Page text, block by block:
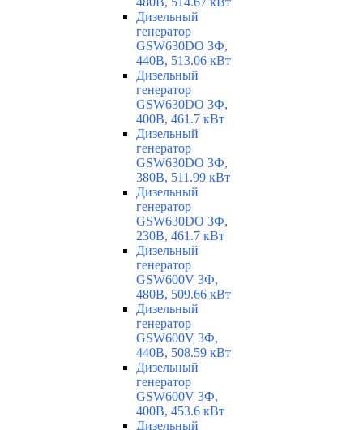
Дизельный
генератор
GSW630DO 3Ф,
440В, 513.06 кВт
Дизельный
генератор
GSW630DO 3Ф,
400В, 461.7 кВт
Дизельный
генератор
GSW630DO 3Ф,
380В, 511.99 кВт
Дизельный
генератор
GSW630DO 3Ф,
230В, 461.7 кВт
Дизельный
генератор
GSW600V 3Ф,
480В, 509.66 кВт
Дизельный
генератор
GSW600V 3Ф,
440В, 508.59 кВт
Дизельный
генератор
GSW600V 3Ф,
400В, 453.6 кВт
Дизельный